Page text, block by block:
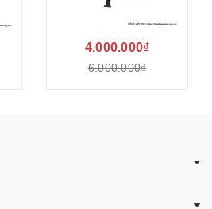
4.000.000₫
6.000.000₫